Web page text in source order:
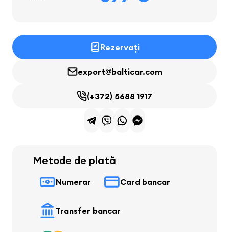
Rezervați
export@balticar.com
(+372) 5688 1917
Metode de plată
Numerar Card bancar
Transfer bancar